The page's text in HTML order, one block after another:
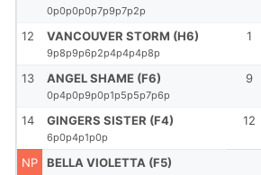
0p0p0p0p7p9p7p2p
12 VANCOUVER STORM (H6)
9p8p9p6p2p4p4p4p8p
1
13 ANGEL SHAME (F6)
0p4p0p9p0p1p5p5p7p6p
9
14 GINGERS SISTER (F4)
6p0p4p1p0p
12
NP BELLA VIOLETTA (F5)